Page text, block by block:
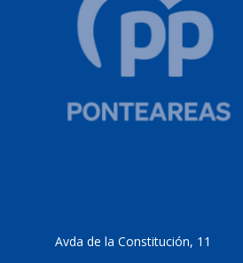
Avda de la Constitución, 11